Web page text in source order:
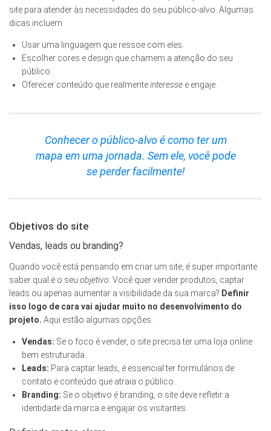
site para atender às necessidades do seu público-alvo. Algumas
dicas incluem:
Usar uma linguagem que ressoe com eles.
Escolher cores e design que chamem a atenção do seu
público.
Oferecer conteúdo que realmenteinteresse e engaje.
Conhecer o público-alvo é como ter um
mapa em uma jornada. Sem ele, você pode
se perder facilmente!
Objetivos do site
Vendas, leads ou branding?
Quando você está pensando em criar um site, é super importante
saber qual é o seu objetivo . Você quer vender produtos, captar
leads ou apenas aumentar a visibilidade da sua marca? Definir
isso logo de cara vai ajudar muito no desenvolvimento do
projeto. Aqui estão algumas opções:
Vendas: Se o foco é vender, o site precisa ter uma loja online
bem estruturada.
Leads: Para captar leads, é essencial ter formulários de
contato e conteúdo que atraia o público.
Branding: Se o objetivo é branding, o site deve refletir a
identidade da marca e engajar os visitantes.